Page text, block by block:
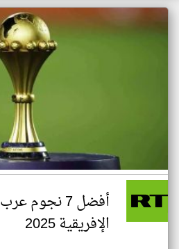
أفضل 7
الإفريقية 2025